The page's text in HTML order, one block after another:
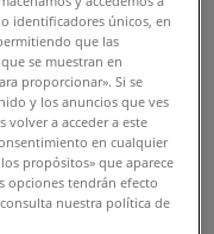
identificadores únicos, en
que las
se muestran en
proporcionar». Si se
y los anuncios que ves
volver a acceder a este
en cualquier
propósitos» que aparece
opciones tendrán efecto
nuestra política de